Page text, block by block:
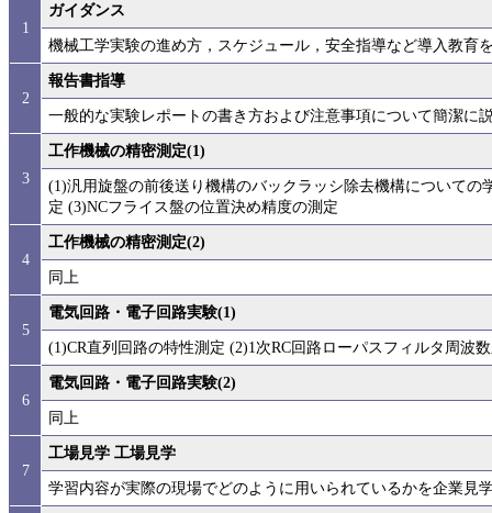
1
ガイダンス
機械工学実験の進め方，スケジュール，安全指導など導入教育
2
報告書指導
一般的な実験レポートの書き方および注意事項について簡潔に
3
工作機械の精密測定(1)
(1)汎用旋盤の前後送り機構のバックラッシ除去機構について
定 (3)NCフライス盤の位置決め精度の測定
4
工作機械の精密測定(2)
同上
5
電気回路・電子回路実験(1)
(1)CR直列回路の特性測定 (2)1次RC回路ローパスフィルタ周波
6
電気回路・電子回路実験(2)
同上
7
工場見学 工場見学
学習内容が実際の現場でどのように用いられているかを企業見